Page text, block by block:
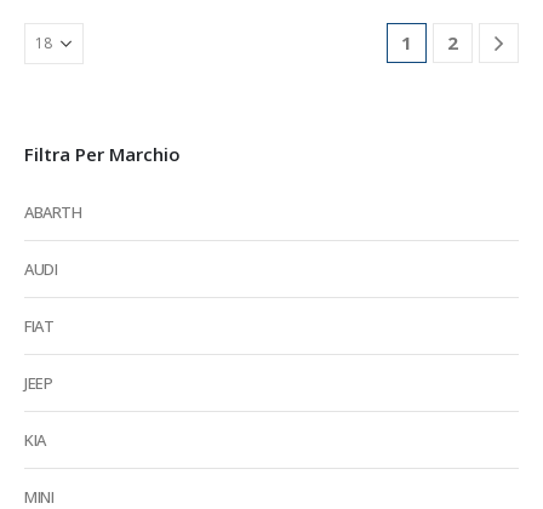
1 2
Filtra Per Marchio
ABARTH
AUDI
FIAT
JEEP
KIA
MINI